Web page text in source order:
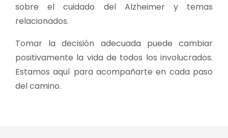
sobre el cuidado del Alzheimer y temas
relacionados.
Tomar la decisión adecuada puede cambiar
positivamente la vida de todos los involucrados.
Estamos aquí para acompañarte en cada paso
del camino.